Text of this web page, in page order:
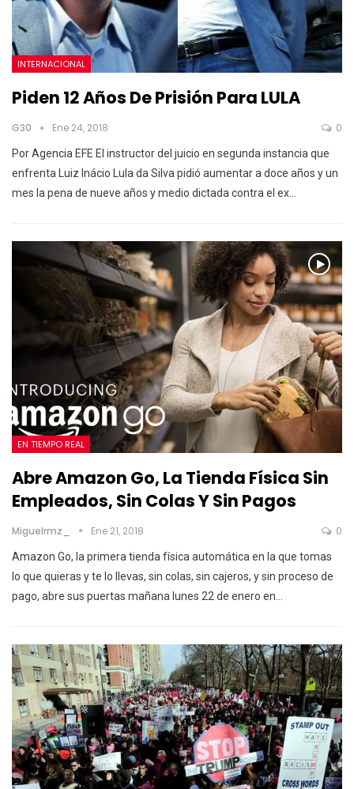
INTERNACIONAL
Piden 12 Años De Prisión Para LULA
G30 Ene 24, 2018 0
Por Agencia EFE El instructor del juicio en segunda instancia que
enfrenta Luiz Inácio Lula da Silva pidió aumentar a doce años y un
mes la pena de nueve años y medio dictada contra el ex…
EN TIEMPO REAL
Abre Amazon Go, La Tienda Física Sin
Empleados, Sin Colas Y Sin Pagos
Miguelrmz_ Ene 21, 2018 0
Amazon Go, la primera tienda física automática en la que tomas
lo que quieras y te lo llevas, sin colas, sin cajeros, y sin proceso de
pago, abre sus puertas mañana lunes 22 de enero en…